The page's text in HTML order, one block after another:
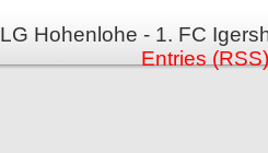
LG Hohenlohe - 1. FC
Entries (RSS)